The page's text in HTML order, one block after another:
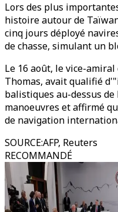
Lors des plus
histoire autour de
cinq jours déployé
de chasse, simulant un
Le 16 août, le vice-
Thomas, avait qualifié
balistiques au-dessus
manoeuvres et affirmé
de navigation
SOURCE:AFP, Reuters
RECOMMANDÉ